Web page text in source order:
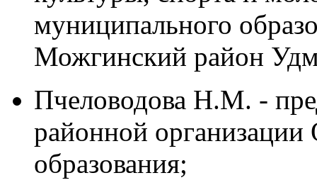
муниципального
Можгинский район
Пчеловодова Н.М. -
районной
образования;